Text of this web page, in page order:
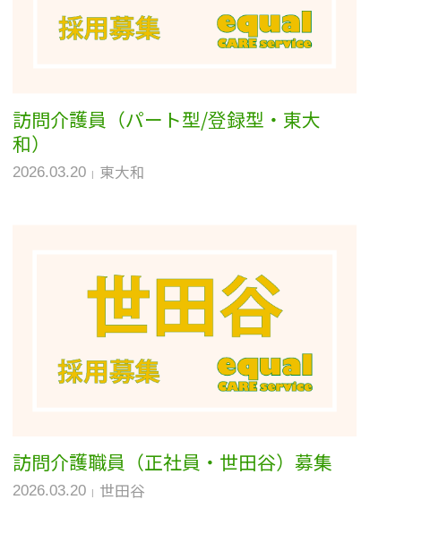
訪問介護員（パート型/登録型・東大
和）
2026.03.20 東大和
訪問介護職員（正社員・世田谷）募集
2026.03.20 世田谷